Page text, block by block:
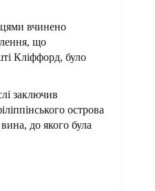
вчинено
що
Кліффорд, було
заключив
острова
до якого була